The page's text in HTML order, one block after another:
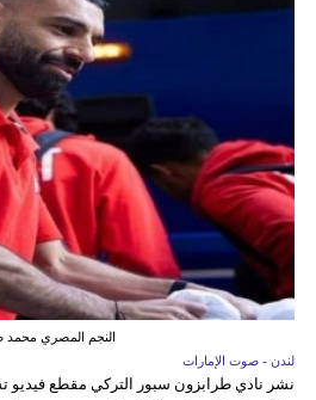
النجم المصري محمد
لندن - صوت الإمارات
نشر نادي طرابزون سبور التركي مقطع فيديو